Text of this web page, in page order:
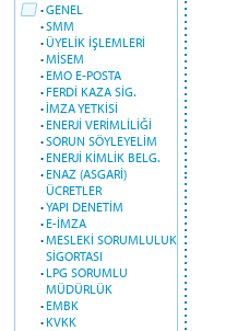
·GENEL
·SMM
·ÜYELİK İŞLEMLERİ
·MİSEM
·EMO E-POSTA
·FERDİ KAZA SİG.
·İMZA YETKİSİ
·ENERJİ VERİMLİLİĞİ
·SORUN SÖYLEYELİM
·ENERJİ KİMLİK BELG.
·ENAZ (ASGARİ)
ÜCRETLER
·YAPI DENETİM
·E-İMZA
·MESLEKİ SORUMLULUK
SİGORTASI
·LPG SORUMLU
MÜDÜRLÜK
·EMBK
·KVKK